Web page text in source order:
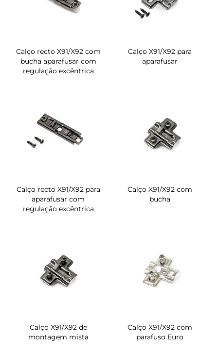
Calço recto X91/X92 com
bucha aparafusar com
regulação excêntrica
Calço X91/X92 para
aparafusar
Calço recto X91/X92 para
aparafusar com
regulação excêntrica
Calço X91/X92 com
bucha
Calço X91/X92 de
montagem mista
Calço X91/X92 com
parafuso Euro